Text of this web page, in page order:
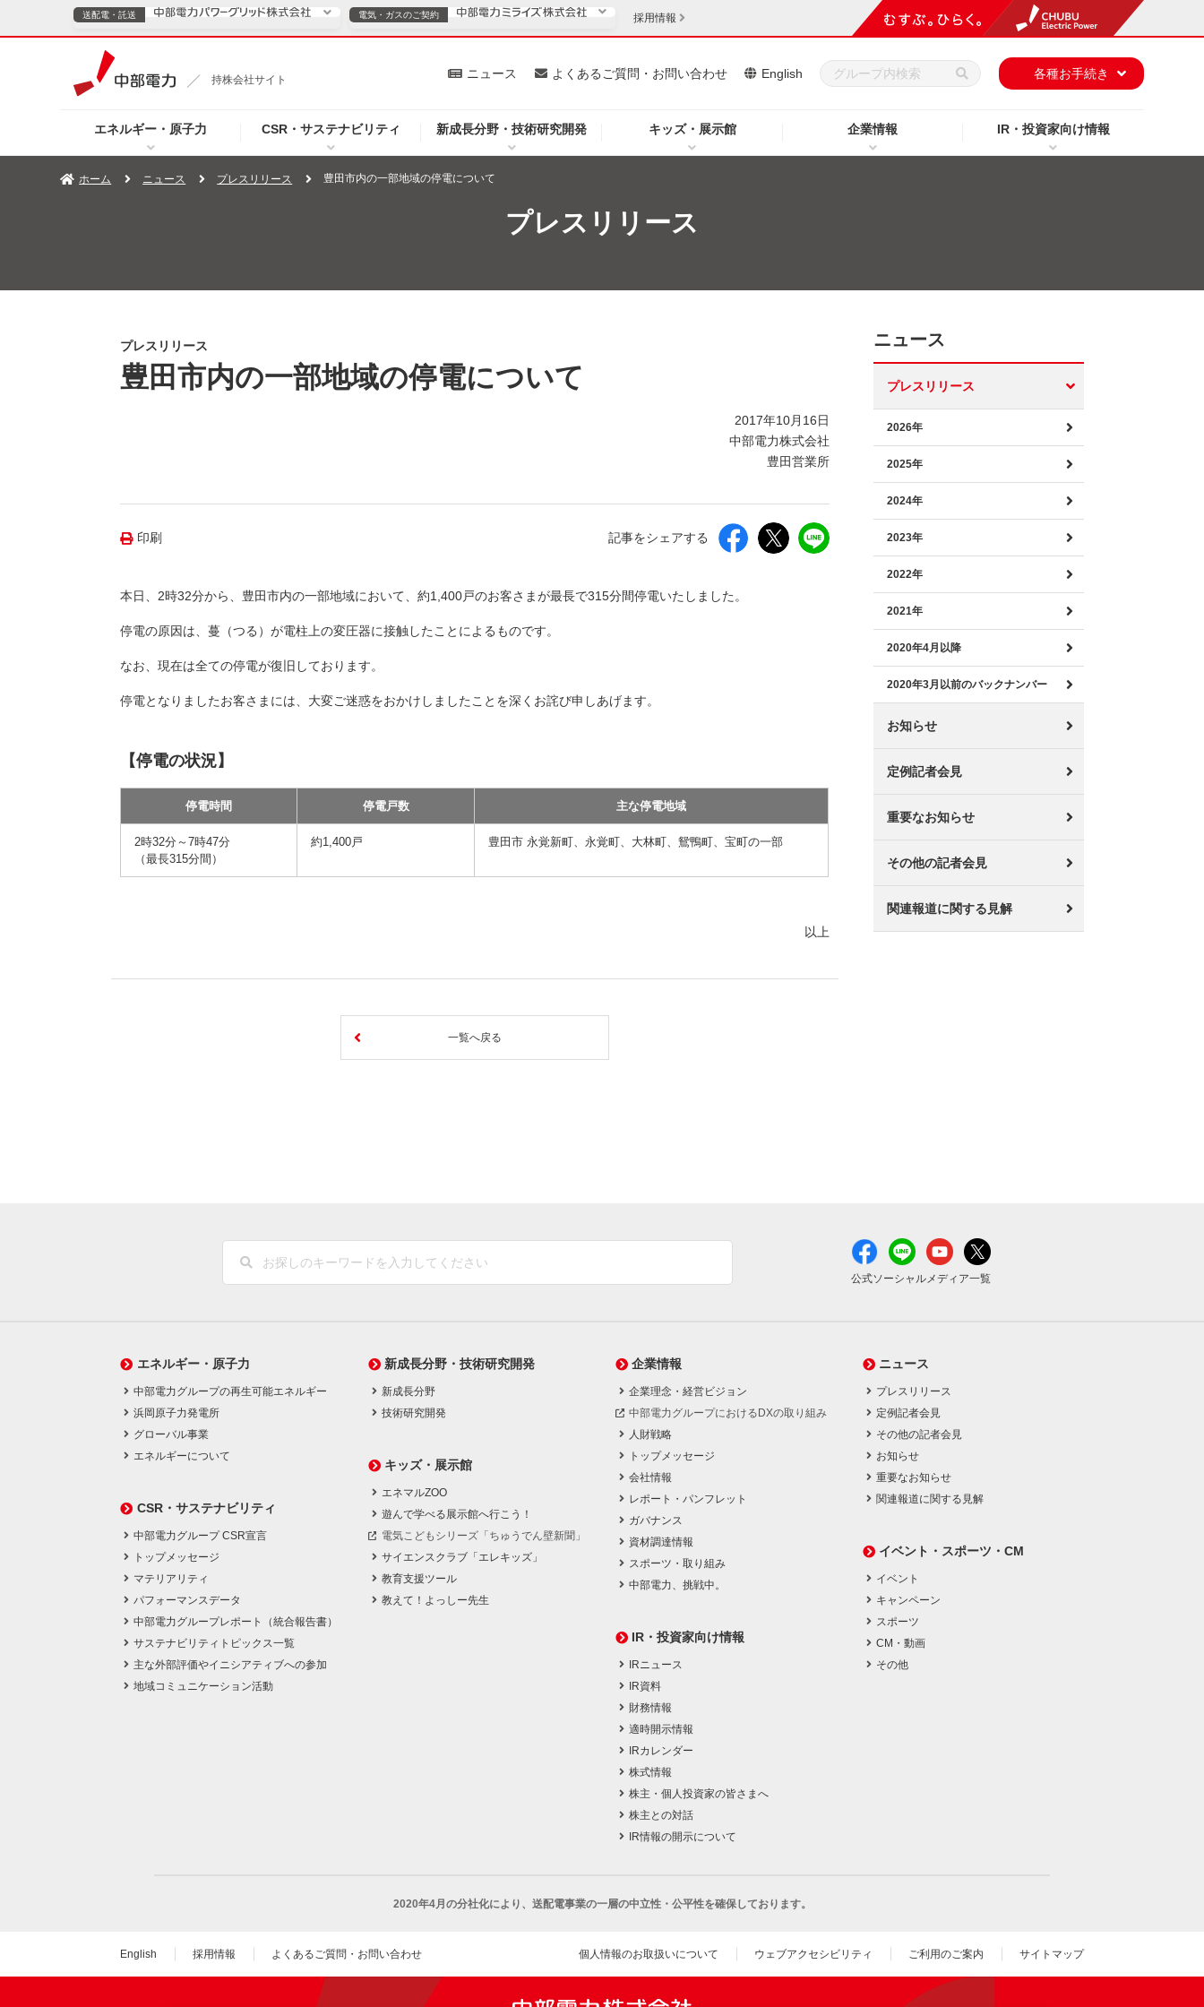
持株会社サイト
エネルギー・原子力 CSR・サステナビリティ 新成長分野・技術研究開発 キッズ・展示館 企業情報 IR・投資家向け情報
ニュース よくあるご質問・お問い合わせ English 各種お手続き
送配電・託送
TOPページへ ご案内 安定供給
企業情報
電気・ガスのご契約
電気・ガスのご契約
TOPページへ 個人のお客さま 法人のお客さま
採用情報
ホーム ニュース プレスリリース 豊田市内の一部地域の停電について
プレスリリース
プレスリリース
豊田市内の一部地域の停電について
2017年10月16日
中部電力株式会社
豊田営業所
印刷 記事をシェアする
本日、2時32分から、豊田市内の一部地域において、約1,400戸のお客さまが最長で315分間停電いたしました。
停電の原因は、蔓（つる）が電柱上の変圧器に接触したことによるものです。
なお、現在は全ての停電が復旧しております。
停電となりましたお客さまには、大変ご迷惑をおかけしましたことを深くお詫び申しあげます。
【停電の状況】
停電時間 停電戸数 主な停電地域
2時32分～7時47分
（最長315分間）
約1,400戸 豊田市 永覚新町、永覚町、大林町、鴛鴨町、宝町の一部
以上
一覧へ戻る
ニュース
プレスリリース
2026年
2025年
2024年
2023年
2022年
2021年
2020年4月以降
2020年3月以前のバックナンバー
お知らせ
定例記者会見
重要なお知らせ
その他の記者会見
関連報道に関する見解
公式ソーシャルメディア一覧
エネルギー・原子力
中部電力グループの再生可能エネルギー
浜岡原子力発電所
グローバル事業
エネルギーについて
CSR・サステナビリティ
中部電力グループ CSR宣言
トップメッセージ
マテリアリティ
パフォーマンスデータ
中部電力グループレポート（統合報告書）
サステナビリティトピックス一覧
主な外部評価やイニシアティブへの参加
地域コミュニケーション活動
新成長分野・技術研究開発
新成長分野
技術研究開発
キッズ・展示館
エネマルZOO
遊んで学べる展示館へ行こう！
電気こどもシリーズ「ちゅうでん壁新聞」
サイエンスクラブ「エレキッズ」
教育支援ツール
教えて！よっしー先生
企業情報
企業理念・経営ビジョン
中部電力グループにおけるDXの取り組み
人財戦略
トップメッセージ
会社情報
レポート・パンフレット
ガバナンス
資材調達情報
スポーツ・取り組み
中部電力、挑戦中。
IR・投資家向け情報
IRニュース
IR資料
財務情報
適時開示情報
IRカレンダー
株式情報
株主・個人投資家の皆さまへ
株主との対話
IR情報の開示について
ニュース
プレスリリース
定例記者会見
その他の記者会見
お知らせ
重要なお知らせ
関連報道に関する見解
イベント・スポーツ・CM
イベント
キャンペーン
スポーツ
CM・動画
その他
2020年4月の分社化により、 送配電事業の一層の中立性・公平性を確保しております。
English 採用情報 よくあるご質問・お問い合わせ 個人情報のお取扱いについて ウェブアクセシビリティ ご利用のご案内 サイトマップ